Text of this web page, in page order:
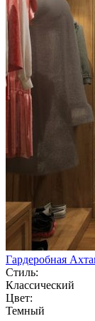
Гардеробная
Стиль:
Классический
Цвет:
Темный